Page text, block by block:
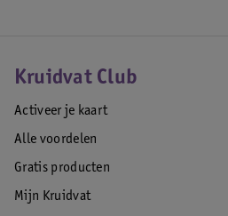
Kruidvat Club
Activeer je kaart
Alle voordelen
Gratis producten
Mijn Kruidvat